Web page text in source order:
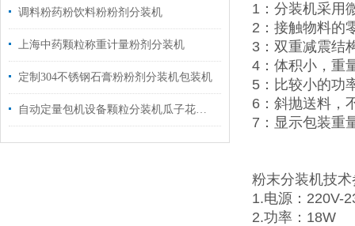
调料粉药粉饮料粉粉剂分装机
上海中药颗粒称重计量粉剂分装机
定制304不锈钢石膏粉粉剂分装机包装机
自动定量包机设备颗粒分装机瓜子花生自动分装机
1：分装机采用
2：接触物料的
3：双重减震结
4：体积小，重
5：比较小的功
6：斜抛送料，
7：显示包装重
粉末分装机技
1.电源：220V-
2.功率：18W